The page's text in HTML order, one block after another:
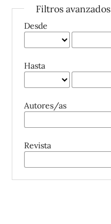
Filtros avanzados
Desde
Hasta
Autores/as
Revista